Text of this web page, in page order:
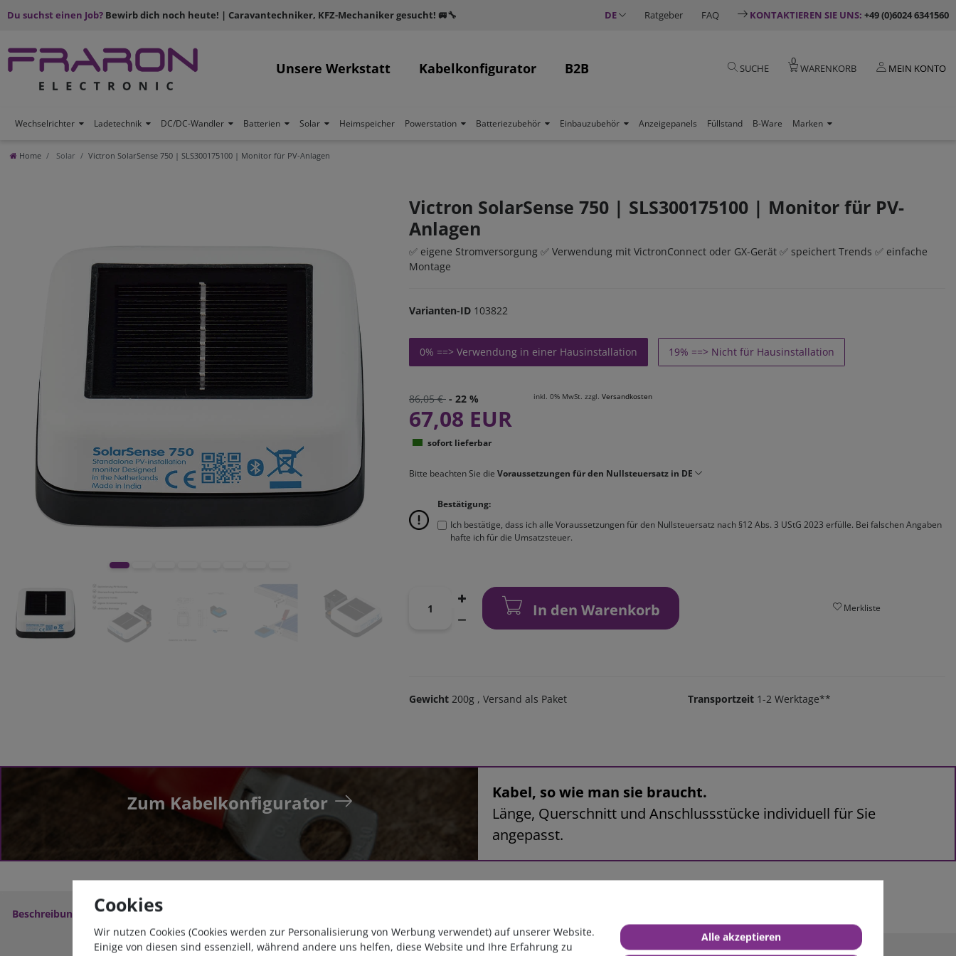
Du suchst einen Job? Bewirb dich noch heute! | Caravantechniker, KFZ-Mechaniker gesucht! 🚐🔧 DE Ratgeber FAQ KONTAKTIEREN SIE UNS: +49 (0)6024 6341560
Unsere Werkstatt Kabelkonfigurator B2B SUCHE
0
WARENKORB MEIN KONTO
Wechselrichter Ladetechnik DC/DC-Wandler Batterien Solar Heimspeicher Powerstation Batteriezubehör Einbauzubehör Anzeigepanels Füllstand B-Ware Marken
Home Solar Victron SolarSense 750 | SLS300175100 | Monitor für PV-Anlagen
Victron SolarSense 750 | SLS300175100 | Monitor für PV-
Anlagen
✅ eigene Stromversorgung ✅ Verwendung mit VictronConnect oder GX-Gerät ✅ speichert Trends ✅ einfache
Montage
Varianten-ID 103822
0% ==> Verwendung in einer Hausinstallation 19% ==> Nicht für Hausinstallation
86,05 € - 22 %
67,08 EUR
inkl. 0% MwSt. zzgl. Versandkosten
sofort lieferbar
Bitte beachten Sie die Voraussetzungen für den Nullsteuersatz in DE
Bestätigung:
Ich bestätige, dass ich alle Voraussetzungen für den Nullsteuersatz nach §12 Abs. 3 UStG 2023 erfülle. Bei falschen Angaben
hafte ich für die Umsatzsteuer.
In den Warenkorb Merkliste
Gewicht 200g , Versand als Paket Transportzeit 1-2 Werktage**
Zum Kabelkonfigurator
Kabel, so wie man sie braucht.
Länge, Querschnitt und Anschlussstücke individuell für Sie
angepasst.
Beschreibung Weitere Details
Cookies
Wir nutzen Cookies (Cookies werden zur Personalisierung von Werbung verwendet) auf unserer Website.
Einige von diesen sind essenziell, während andere uns helfen, diese Website und Ihre Erfahrung zu
Alle akzeptieren